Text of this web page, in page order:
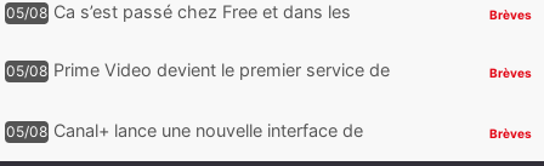
05/08 Ca s’est passé chez Free et dans les
Brèves
05/08 Prime Video devient le premier service de
Brèves
05/08 Canal+ lance une nouvelle interface de
Brèves